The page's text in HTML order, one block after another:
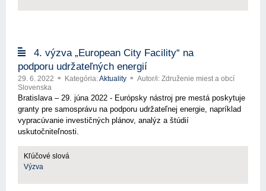
4. výzva „European City Facility“ na
podporu udržateľných energií
29. 6. 2022 Kategória:Aktuality
Autor/i: Združenie miest a obcí
Slovenska
Bratislava – 29. júna 2022 - Európsky nástroj pre mestá poskytuje
granty pre samosprávu na podporu udržateľnej energie, napríklad
vypracúvanie investičných plánov, analýz a štúdií
uskutočniteľnosti.
Kľúčové slová
Výzva